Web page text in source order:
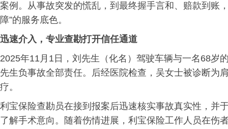
案例。从事故突发的慌乱，到最终握手言和、赔款到账
障”的服务底色。
迅速介入，专业查勘打开信任通道
2025年11月1日，刘先生（化名）驾驶车辆与一名68岁
先生负事故全部责任。后经医院检查，吴女士被诊断为
疗。
利宝保险查勘员在接到报案后迅速核实事故真实性，并
了解手术意向。随着伤情进展，利宝保险工作人员在伤